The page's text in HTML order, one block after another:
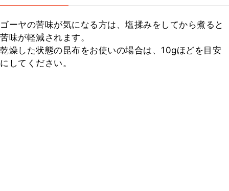
ゴーヤの苦味が気になる方は、塩揉みをしてから煮ると
苦味が軽減されます。
乾燥した状態の昆布をお使いの場合は、10gほどを目安
にしてください。